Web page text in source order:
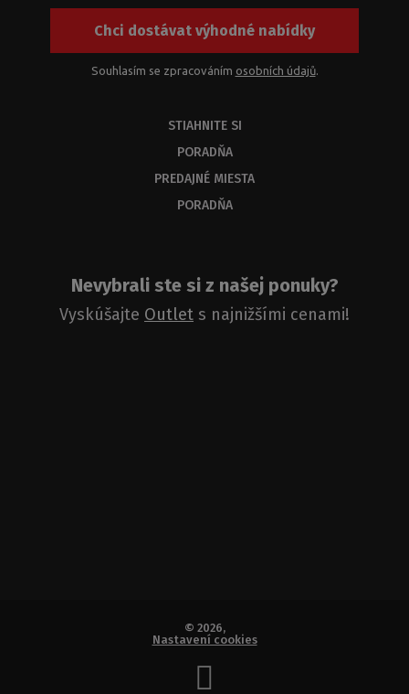
Chci dostávat výhodné nabídky
Souhlasím se zpracováním osobních údajů.
STIAHNITE SI
PORADŇA
PREDAJNÉ MIESTA
PORADŇA
Nevybrali ste si z našej ponuky?
Vyskúšajte Outlet s najnižšími cenami!
© 2026,
Nastavení cookies